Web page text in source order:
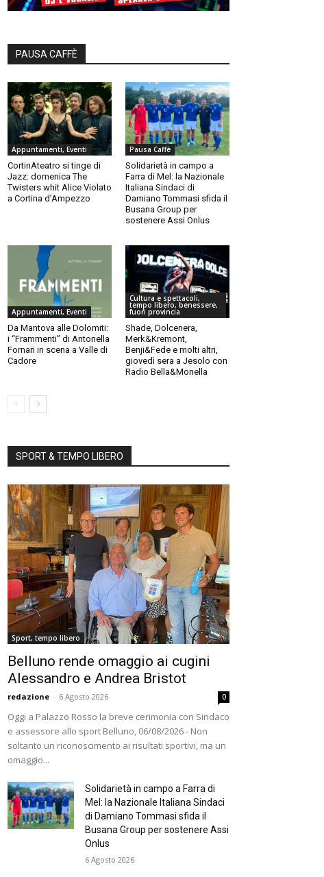
PAUSA CAFFÈ
Appuntamenti, Eventi
CortinAteatro si tinge di
Jazz: domenica The
Twisters whit Alice Violato
a Cortina d’Ampezzo
Pausa Caffè
Solidarietà in campo a
Farra di Mel: la Nazionale
Italiana Sindaci di
Damiano Tommasi sfida il
Busana Group per
sostenere Assi Onlus
Appuntamenti, Eventi
Da Mantova alle Dolomiti:
i “Frammenti” di Antonella
Fornari in scena a Valle di
Cadore
Cultura e spettacoli,
tempo libero, benessere,
fuori provincia
Shade, Dolcenera,
Merk&Kremont,
Benji&Fede e molti altri,
giovedì sera a Jesolo con
Radio Bella&Monella
SPORT & TEMPO LIBERO
Sport, tempo libero
Belluno rende omaggio ai cugini
Alessandro e Andrea Bristot
redazione - 6 Agosto 2026 0
Oggi a Palazzo Rosso la breve cerimonia con Sindaco
e assessore allo sport Belluno, 06/08/2026 - Non
soltanto un riconoscimento ai risultati sportivi, ma un
omaggio...
Solidarietà in campo a Farra di
Mel: la Nazionale Italiana Sindaci
di Damiano Tommasi sfida il
Busana Group per sostenere Assi
Onlus
6 Agosto 2026